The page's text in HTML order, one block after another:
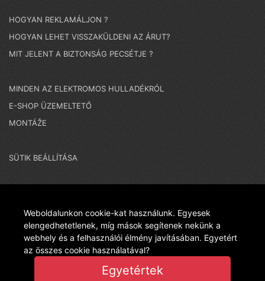
Weboldalunkon cookie-kat használunk. Egyesek
elengedhetetlenek, míg mások segítenek nekünk a
webhely és a felhasználói élmény javításában. Egyetért
az összes cookie használatával?
Egyetértek
HOGYAN REKLAMÁLJON ?
HOGYAN LEHET VISSZAKÜLDENI AZ ÁRUT?
MIT JELENT A BIZTONSÁG PECSÉTJE ?
MINDEN AZ ELEKTROMOS HULLADÉKRÓL
E-SHOP ÜZEMELTETŐ
MONTÁŽE
SÜTIK BEÁLLÍTÁSA
WEBÁRUHÁZBAN VÁSÁROL, ÉS AZ ÁRUT A CSEH
KÖZTÁRSASÁGBÓL IMPORTÁLJUK - LANIT PLAST,